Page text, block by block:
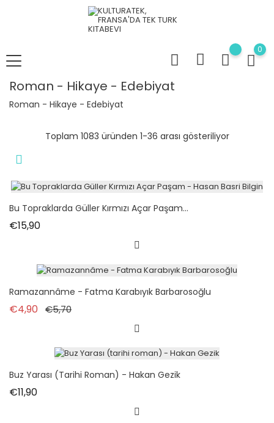
0
Roman - Hikaye - Edebiyat
Roman - Hikaye - Edebiyat
Toplam 1083 üründen 1-36 arası gösteriliyor
Bu Topraklarda Güller Kırmızı Açar Paşam...
€15,90Fiyat
Ramazannâme - Fatma Karabıyık Barbarosoğlu
€4,90 Normal fiyat
€5,70Fiyat
Buz Yarası (tarihi Roman) - Hakan Gezik
€11,90Fiyat